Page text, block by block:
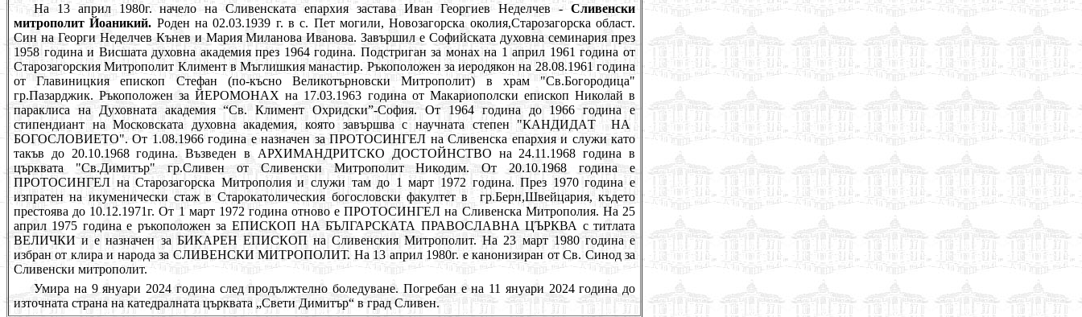
На 13 април 1980г.начело на Сливенската епархия заставаИван Георгиев Неделчев-Сливенски
митрополит Йоаникий. Роден на 02.03.1939 г. в с. Пет могили, Новозагорска околия,Старозагорскаобласт.
Син на Георги Неделчев Кънев и Мария Миланова Иванова. Завършил е Софийската духовна семинария през
1958 година и Висшата духовна академия през 1964 година. Подстриган за монах на 1 април 1961 година от
Старозагорския Митрополит Климент в Мъглишкия манастир. Ръкоположен за иеродякон на 28.08.1961 година
от Главиницкия епископ Стефан (по-късно Великотърновски Митрополит) в храм "Св.Богородица"
гр.Пазарджик. Ръкоположен за ЙЕРОМОНАХ на 17.03.1963 година от Макариополски епископ Николай в
параклиса на Духовната академия“Св. Климент Охридски”-София. От 1964 годинадо 1966 годинае
стипендиант на Московската духовна академия, която завършва с научната степен "КАНДИДАТ НА
БОГОСЛОВИЕТО". От 1.08.1966 година е назначен за ПРОТОСИНГЕЛ на Сливенска епархия и служи като
такъв до 20.10.1968 година. Възведен в АРХИМАНДРИТСКО ДОСТОЙНСТВО на 24.11.1968 година в
църквата "Св.Димитър" гр.Сливен от Сливенски Митрополит Никодим. От 20.10.1968 година е
ПРОТОСИНГЕЛ на Старозагорска Митрополия и служи там до 1 март 1972 година. През 1970 година е
изпратенна икуменически стаж вСтарокатолическия богословски факултет в гр.Берн,Швейцария, където
престоява до 10.12.1971г. От 1 март 1972 година отново е ПРОТОСИНГЕЛ на Сливенска Митрополия. На 25
април 1975 година е ръкоположен за ЕПИСКОП НА БЪЛГАРСКАТА ПРАВОСЛАВНА ЦЪРКВА с титлата
ВЕЛИЧКИ и е назначен за БИКАРЕН ЕПИСКОП на Сливенския Митрополит. На 23 март 1980 година е
избран от клира и народа за СЛИВЕНСКИ МИТРОПОЛИТ. На 13 април 1980г. е канонизиран от Св. Синод за
Сливенски митрополит.
Умира на 9 януари 2024 година след продължтелно боледуване. Погребан е на 11 януари 2024 година до
източната страна на катедралната църквата „Свети Димитър“ в град Сливен.